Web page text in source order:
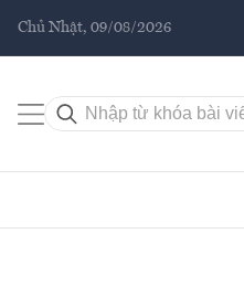
Chủ Nhật, 09/08/2026